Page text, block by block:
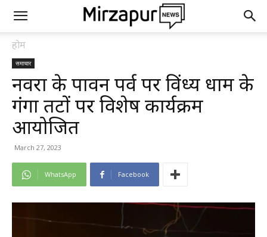
होम
समाचार
नवरात्र के पावन पर्व पर विंध्य धाम के
गंगा तटों पर विशेष कार्यक्रम
आयोजित
March 27, 2023
WhatsApp Facebook